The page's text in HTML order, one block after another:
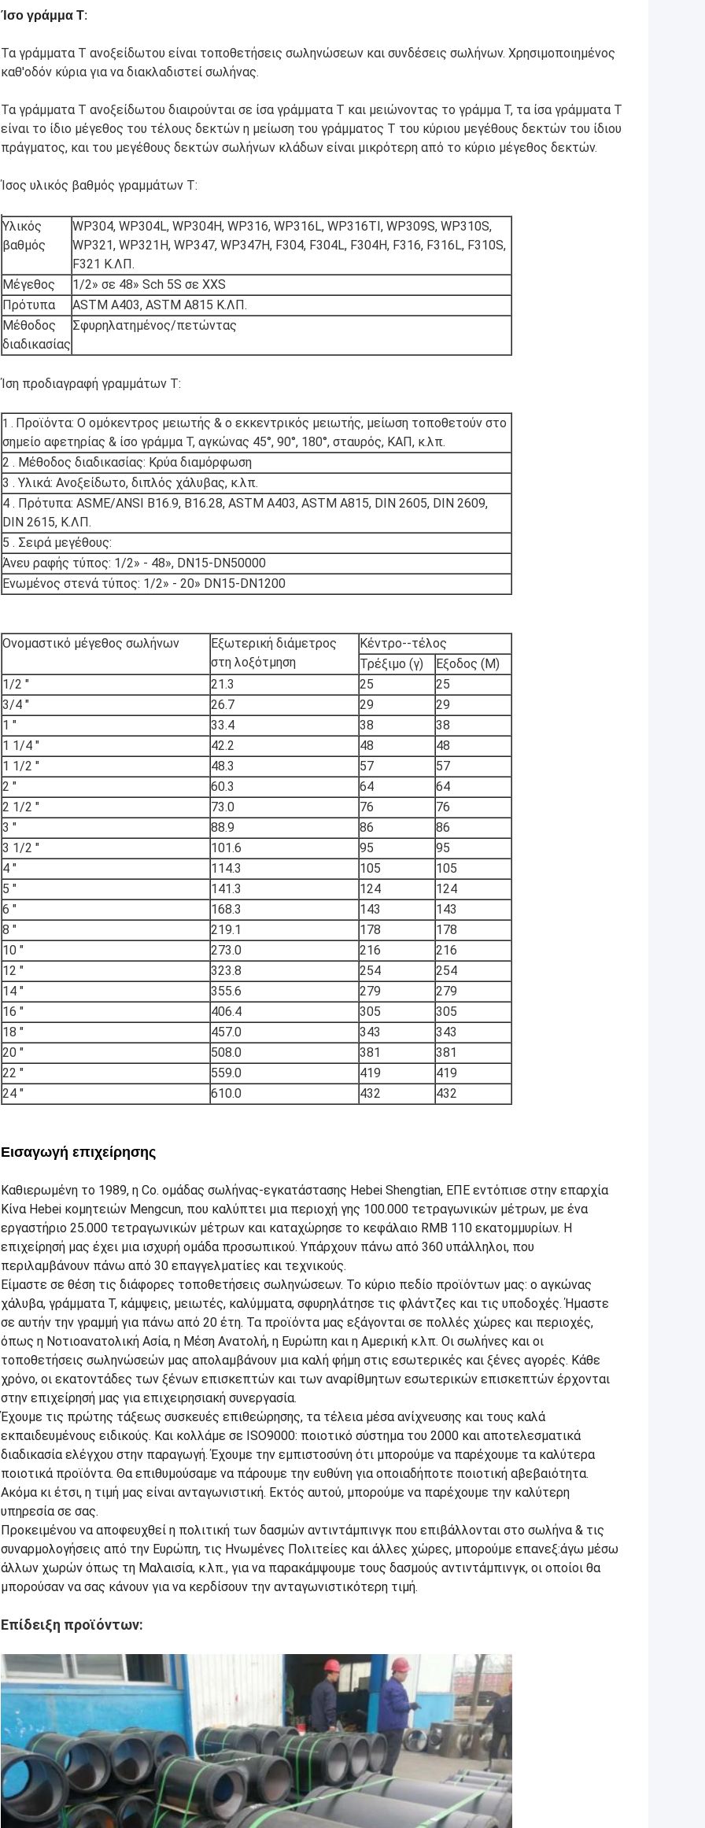
Ίσο γράμμα Τ:
Τα γράμματα Τ ανοξείδωτου είναι τοποθετήσεις σωληνώσεων και συνδέσεις σωλήνων. Χρησιμοποιημένος
καθ'οδόν κύρια για να διακλαδιστεί σωλήνας.
Τα γράμματα Τ ανοξείδωτου διαιρούνται σε ίσα γράμματα Τ και μειώνοντας το γράμμα Τ, τα ίσα γράμματα Τ
είναι το ίδιο μέγεθος του τέλους δεκτών η μείωση του γράμματος Τ του κύριου μεγέθους δεκτών του ίδιου
πράγματος, και του μεγέθους δεκτών σωλήνων κλάδων είναι μικρότερη από το κύριο μέγεθος δεκτών.
Ίσος υλικός βαθμός γραμμάτων Τ:
Υλικός
βαθμός
WP304, WP304L, WP304H, WP316, WP316L, WP316TI, WP309S, WP310S,
WP321, WP321H, WP347, WP347H, F304, F304L, F304H, F316, F316L, F310S,
F321 Κ.ΛΠ.
Μέγεθος
1/2» σε 48» Sch 5S σε XXS
Πρότυπα
ASTM A403, ASTM A815 Κ.ΛΠ.
Μέθοδος
διαδικασίας
Σφυρηλατημένος/πετώντας
Ίση προδιαγραφή γραμμάτων Τ:
1 . Προϊόντα: Ο ομόκεντρος μειωτής & ο εκκεντρικός μειωτής, μείωση τοποθετούν στο
σημείο αφετηρίας & ίσο γράμμα Τ, αγκώνας 45°, 90°, 180°, σταυρός, ΚΑΠ, κ.λπ.
2 . Μέθοδος διαδικασίας: Κρύα διαμόρφωση
3 . Υλικά: Ανοξείδωτο, διπλός χάλυβας, κ.λπ.
4 . Πρότυπα: ASME/ANSI B16.9, B16.28, ASTM A403, ASTM A815, DIN 2605, DIN 2609,
DIN 2615, Κ.ΛΠ.
5 . Σειρά μεγέθους:
Άνευ ραφής τύπος: 1/2» - 48», DN15-DN50000
Ενωμένος στενά τύπος: 1/2» - 20» DN15-DN1200
Ονομαστικό μέγεθος σωλήνων
Εξωτερική διάμετρος
στη λοξότμηση
Κέντρο--τέλος
Τρέξιμο (γ)
Έξοδος (Μ)
1/2 ″
21.3 25
25
3/4 ″
26.7 29
29
1 ″
33.4 38
38
1 1/4 ″
42.2 48
48
1 1/2 ″
48.3 57
57
2 ″
60.3 64
64
2 1/2 ″
73.0 76
76
3 ″
88.9 86
86
3 1/2 ″
101.6 95
95
4 ″
114.3 105
105
5 ″
141.3 124
124
6 ″
168.3 143
143
8 ″
219.1 178
178
10 ″
273.0 216
216
12 ″
323.8 254
254
14 ″
355.6 279
279
16 ″
406.4 305
305
18 ″
457.0 343
343
20 ″
508.0 381
381
22 ″
559.0 419
419
24 ″
610.0 432 432
Εισαγωγή επιχείρησης
Καθιερωμένη το 1989, η Co. ομάδας σωλήνας-εγκατάστασης Hebei Shengtian, ΕΠΕ εντόπισε στην επαρχία
Κίνα Hebei κομητειών Mengcun, που καλύπτει μια περιοχή γης 100.000 τετραγωνικών μέτρων, με ένα
εργαστήριο 25.000 τετραγωνικών μέτρων και καταχώρησε το κεφάλαιο RMB 110 εκατομμυρίων. Η
επιχείρησή μας έχει μια ισχυρή ομάδα προσωπικού. Υπάρχουν πάνω από 360 υπάλληλοι, που
περιλαμβάνουν πάνω από 30 επαγγελματίες και τεχνικούς.
Είμαστε σε θέση τις διάφορες τοποθετήσεις σωληνώσεων. Το κύριο πεδίο προϊόντων μας: ο αγκώνας
χάλυβα, γράμματα Τ, κάμψεις, μειωτές, καλύμματα, σφυρηλάτησε τις φλάντζες και τις υποδοχές. Ήμαστε
σε αυτήν την γραμμή για πάνω από 20 έτη. Τα προϊόντα μας εξάγονται σε πολλές χώρες και περιοχές,
όπως η Νοτιοανατολική Ασία, η Μέση Ανατολή, η Ευρώπη και η Αμερική κ.λπ. Οι σωλήνες και οι
τοποθετήσεις σωληνώσεών μας απολαμβάνουν μια καλή φήμη στις εσωτερικές και ξένες αγορές. Κάθε
χρόνο, οι εκατοντάδες των ξένων επισκεπτών και των αναρίθμητων εσωτερικών επισκεπτών έρχονται
στην επιχείρησή μας για επιχειρησιακή συνεργασία.
Έχουμε τις πρώτης τάξεως συσκευές επιθεώρησης, τα τέλεια μέσα ανίχνευσης και τους καλά
εκπαιδευμένους ειδικούς. Και κολλάμε σε ISO9000: ποιοτικό σύστημα του 2000 και αποτελεσματικά
διαδικασία ελέγχου στην παραγωγή. Έχουμε την εμπιστοσύνη ότι μπορούμε να παρέχουμε τα καλύτερα
ποιοτικά προϊόντα. Θα επιθυμούσαμε να πάρουμε την ευθύνη για οποιαδήποτε ποιοτική αβεβαιότητα.
Ακόμα κι έτσι, η τιμή μας είναι ανταγωνιστική. Εκτός αυτού, μπορούμε να παρέχουμε την καλύτερη
υπηρεσία σε σας.
Προκειμένου να αποφευχθεί η πολιτική των δασμών αντιντάμπινγκ που επιβάλλονται στο σωλήνα & τις
συναρμολογήσεις από την Ευρώπη, τις Ηνωμένες Πολιτείες και άλλες χώρες, μπορούμε επανεξ:άγω μέσω
άλλων χωρών όπως τη Μαλαισία, κ.λπ., για να παρακάμψουμε τους δασμούς αντιντάμπινγκ, οι οποίοι θα
μπορούσαν να σας κάνουν για να κερδίσουν την ανταγωνιστικότερη τιμή.
Επίδειξη προϊόντων: